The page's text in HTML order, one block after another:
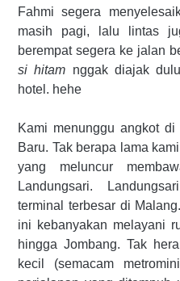
Fahmi segera
masih pagi, lalu lintas
berempat segera ke jalan
si hitam nggak diajak
hotel. hehe
Kami menunggu angkot
Baru. Tak berapa lama
yang meluncur
Landungsari.
terminal terbesar di
ini kebanyakan melayani
hingga Jombang. Tak
kecil (semacam